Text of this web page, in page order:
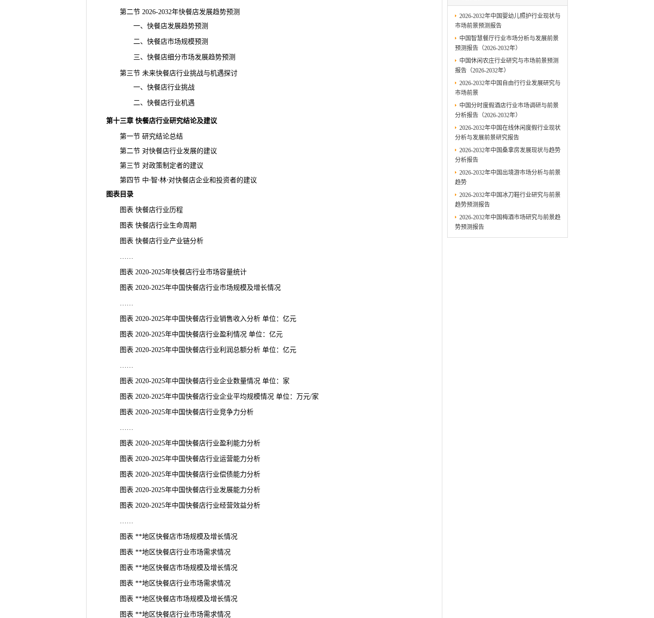
第二节 2026-2032年快餐店发展趋势预测
一、快餐店发展趋势预测
二、快餐店市场规模预测
三、快餐店细分市场发展趋势预测
第三节 未来快餐店行业挑战与机遇探讨
一、快餐店行业挑战
二、快餐店行业机遇
第十三章 快餐店行业研究结论及建议
第一节 研究结论总结
第二节 对快餐店行业发展的建议
第三节 对政策制定者的建议
第四节 中⋅智⋅林⋅对快餐店企业和投资者的建议
图表目录
图表 快餐店行业历程
图表 快餐店行业生命周期
图表 快餐店行业产业链分析
……
图表 2020-2025年快餐店行业市场容量统计
图表 2020-2025年中国快餐店行业市场规模及增长情况
……
图表 2020-2025年中国快餐店行业销售收入分析 单位：亿元
图表 2020-2025年中国快餐店行业盈利情况 单位：亿元
图表 2020-2025年中国快餐店行业利润总额分析 单位：亿元
……
图表 2020-2025年中国快餐店行业企业数量情况 单位：家
图表 2020-2025年中国快餐店行业企业平均规模情况 单位：万元/家
图表 2020-2025年中国快餐店行业竞争力分析
……
图表 2020-2025年中国快餐店行业盈利能力分析
图表 2020-2025年中国快餐店行业运营能力分析
图表 2020-2025年中国快餐店行业偿债能力分析
图表 2020-2025年中国快餐店行业发展能力分析
图表 2020-2025年中国快餐店行业经营效益分析
……
图表 **地区快餐店市场规模及增长情况
图表 **地区快餐店行业市场需求情况
图表 **地区快餐店市场规模及增长情况
图表 **地区快餐店行业市场需求情况
图表 **地区快餐店市场规模及增长情况
图表 **地区快餐店行业市场需求情况
2026-2032年中国婴幼儿照护行业现状与
市场前景预测报告
中国智慧餐厅行业市场分析与发展前景
预测报告（2026-2032年）
中国休闲农庄行业研究与市场前景预测
报告（2026-2032年）
2026-2032年中国自由行行业发展研究与
市场前景
中国分时度假酒店行业市场调研与前景
分析报告（2026-2032年）
2026-2032年中国在线休闲度假行业现状
分析与发展前景研究报告
2026-2032年中国桑拿房发展现状与趋势
分析报告
2026-2032年中国出境游市场分析与前景
趋势
2026-2032年中国冰刀鞋行业研究与前景
趋势预测报告
2026-2032年中国梅酒市场研究与前景趋
势预测报告